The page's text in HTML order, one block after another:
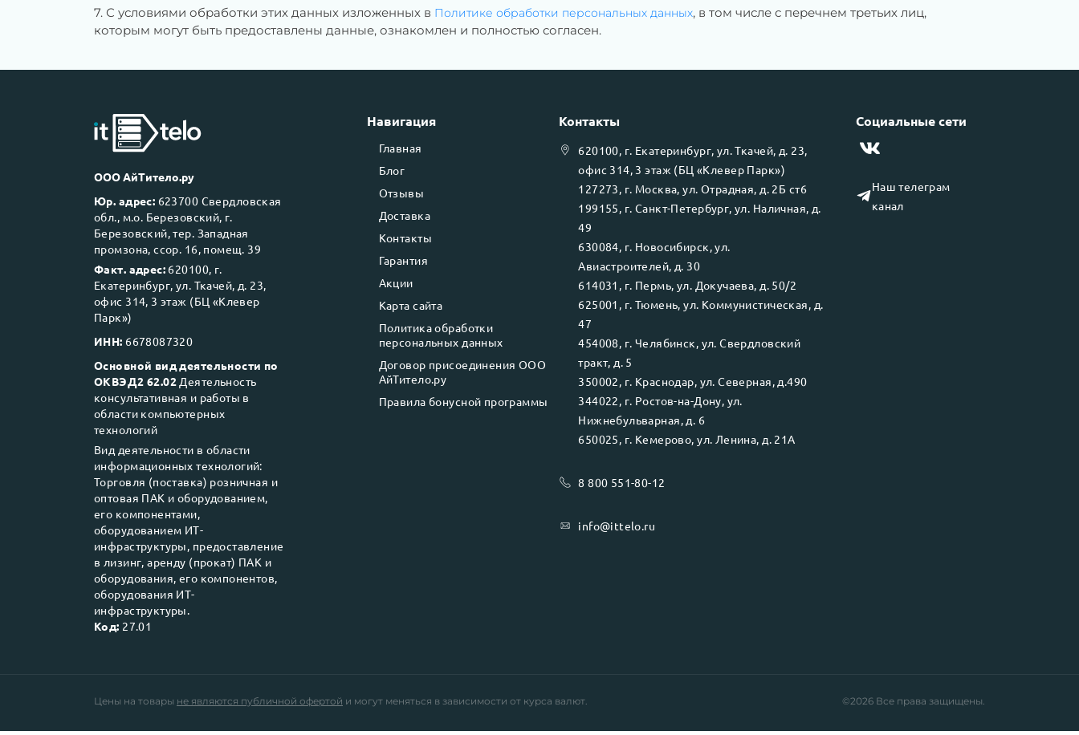
7. С условиями обработки этих данных изложенных в Политике обработки персональных данных, в том числе с перечнем третьих лиц,
которым могут быть предоставлены данные, ознакомлен и полностью согласен.
ООО АйТитело.ру
Юр. адрес: 623700 Свердловская
обл., м.о. Березовский, г.
Березовский, тер. Западная
промзона, ссор. 16, помещ. 39
Факт. адрес: 620100, г.
Екатеринбург, ул. Ткачей, д. 23,
офис 314, 3 этаж (БЦ «Клевер
Парк»)
ИНН: 6678087320
Основной вид деятельности по
ОКВЭД2 62.02 Деятельность
консультативная и работы в
области компьютерных
технологий
Вид деятельности в области
информационных технологий:
Торговля (поставка) розничная и
оптовая ПАК и оборудованием,
его компонентами,
оборудованием ИТ-
инфраструктуры, предоставление
в лизинг, аренду (прокат) ПАК и
оборудования, его компонентов,
оборудования ИТ-
инфраструктуры.
Код: 27.01
Навигация
Главная
Блог
Отзывы
Доставка
Контакты
Гарантия
Акции
Карта сайта
Политика обработки
персональных данных
Договор присоединения ООО
АйТитело.ру
Правила бонусной программы
Контакты
620100, г. Екатеринбург, ул.Ткачей, д. 23,
офис 314, 3 этаж (БЦ «Клевер Парк»)
127273, г. Москва, ул. Отрадная, д. 2Б ст6
199155, г. Санкт-Петербург, ул. Наличная, д.
49
630084, г. Новосибирск, ул.
Авиастроителей, д. 30
614031 , г. Пермь, ул. Докучаева, д. 50/2
625001 , г. Тюмень, ул. Коммунистическая, д.
47
454008, г. Челябинск, ул.Свердловский
тракт, д. 5
350002, г. Краснодар, ул.Северная, д.490
344022, г. Ростов-на-Дону, ул.
Нижнебульварная, д. 6
650025, г. Кемерово, ул. Ленина, д. 21А
8 800 551-80-12
info@ittelo.ru
Социальные сети
Наш телеграм
канал
Цены на товары не являются публичной офертой и могут меняться в зависимости от курса валют. ©2026 Все права защищены.